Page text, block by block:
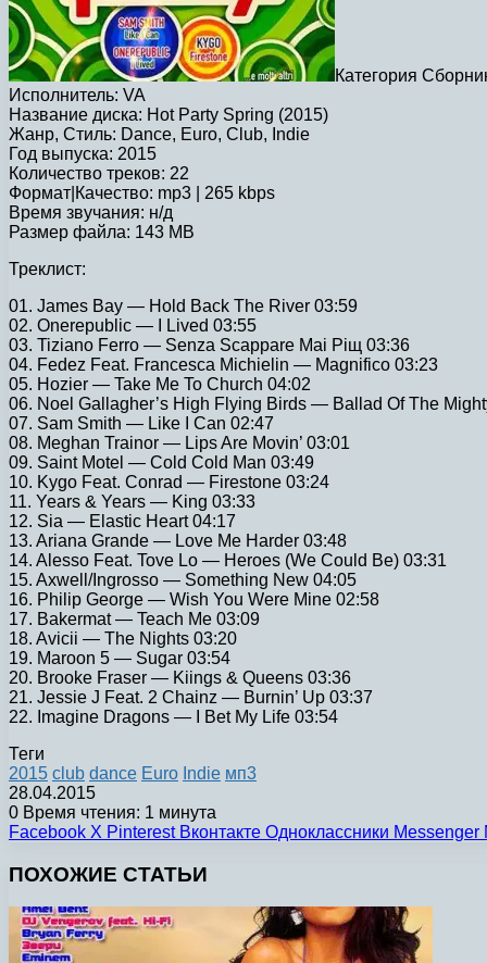
Категория
Исполнитель: VA
Название диска: Hot Party Spring (2015)
Жанр, Стиль: Dance, Euro, Club, Indie
Год выпуска: 2015
Количество треков: 22
Формат|Качество: mp3 | 265 kbps
Время звучания: н/д
Размер файла: 143 MB
Треклист:
01. James Bay — Hold Back The River 03:59
02. Onerepublic — I Lived 03:55
03. Tiziano Ferro — Senza Scappare Mai Piщ 03:36
04. Fedez Feat. Francesca Michielin — Magnifico 03:23
05. Hozier — Take Me To Church 04:02
06. Noel Gallagher’s High Flying Birds — Ballad Of The
07. Sam Smith — Like I Can 02:47
08. Meghan Trainor — Lips Are Movin’ 03:01
09. Saint Motel — Cold Cold Man 03:49
10. Kygo Feat. Conrad — Firestone 03:24
11. Years & Years — King 03:33
12. Sia — Elastic Heart 04:17
13. Ariana Grande — Love Me Harder 03:48
14. Alesso Feat. Tove Lo — Heroes (We Could Be) 03:31
15. Axwell/Ingrosso — Something New 04:05
16. Philip George — Wish You Were Mine 02:58
17. Bakermat — Teach Me 03:09
18. Avicii — The Nights 03:20
19. Maroon 5 — Sugar 03:54
20. Brooke Fraser — Kiings & Queens 03:36
21. Jessie J Feat. 2 Chainz — Burnin’ Up 03:37
22. Imagine Dragons — I Bet My Life 03:54
Теги
2015 club dance Euro Indie мп3
28.04.2015
0 Время чтения: 1 минута
Facebook X Pinterest Вконтакте Одноклассники Messenger
ПОХОЖИЕ СТАТЬИ